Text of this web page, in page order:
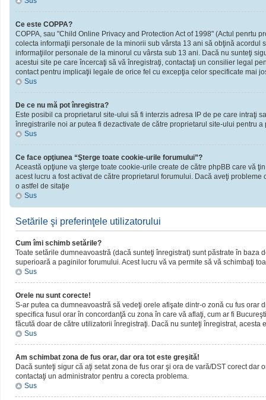
Ce este COPPA?
COPPA, sau "Child Online Privacy and Protection Act of 1998" (Actul penrtu
colecta informaţii personale de la minorii sub vârsta 13 ani să obţină
informaţiilor personale de la minorul cu vârsta sub 13 ani. Dacă nu sunteţi
acestui site pe care încercaţi să vă înregistraţi, contactaţi un consilier legal
contact pentru implicaţii legale de orice fel cu excepţia celor specificate mai
Sus
De ce nu mă pot înregistra?
Este posibil ca proprietarul site-ului să fi interzis adresa IP de pe care intraţi
înregistrarile noi ar putea fi dezactivate de către proprietarul site-ului pentru
Sus
Ce face opţiunea “Şterge toate cookie-urile forumului”?
Această opţiune va şterge toate cookie-urile create de către phpBB care vă
acest lucru a fost activat de către proprietarul forumului. Dacă aveţi
o astfel de sitaţie
Sus
Setările şi preferinţele utilizatorului
Cum îmi schimb setările?
Toate setările dumneavoastră (dacă sunteţi înregistrat) sunt păstrate în
superioară a paginilor forumului. Acest lucru vă va permite să vă schimbaţi
Sus
Orele nu sunt corecte!
S-ar putea ca dumneavoastră să vedeţi orele afişate dintr-o zonă cu fus
specifica fusul orar în concordanţă cu zona în care vă aflaţi, cum ar fi
făcută doar de către utilizatorii înregistraţi. Dacă nu sunteţi înregistrat, acesta
Sus
Am schimbat zona de fus orar, dar ora tot este greşită!
Dacă sunteţi sigur că aţi setat zona de fus orar şi ora de vară/DST corect
contactaţi un administrator pentru a corecta problema.
Sus